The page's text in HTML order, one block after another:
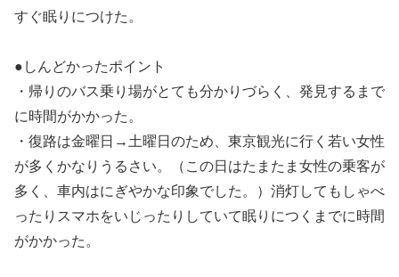
すぐ眠りにつけた。
●しんどかったポイント
・帰りのバス乗り場がとても分かりづらく、発見するまで
に時間がかかった。
・復路は金曜日→土曜日のため、東京観光に行く若い女性
が多くかなりうるさい。（この日はたまたま女性の乗客が
多く、車内はにぎやかな印象でした。）消灯してもしゃべ
ったりスマホをいじったりしていて眠りにつくまでに時間
がかかった。